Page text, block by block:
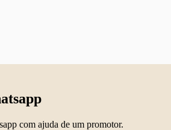
com ajuda de um promotor.